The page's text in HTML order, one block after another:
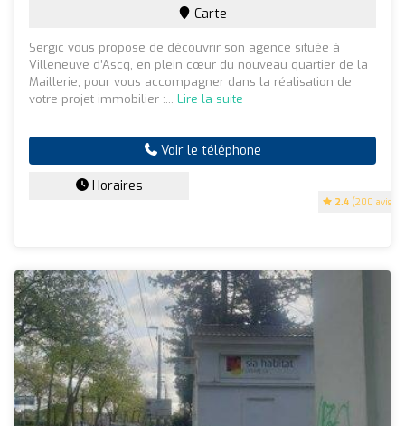
2.4 (200 avis)
Carte
Sergic vous propose de découvrir son agence située à
Villeneuve d’Ascq, en plein cœur du nouveau quartier de la
Maillerie, pour vous accompagner dans la réalisation de
votre projet immobilier :... Lire la suite
Voir le téléphone
Horaires